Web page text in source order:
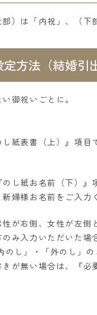
部）は「内祝」、（
方法（結婚引
御祝いごとに。
紙表書（上）』項目
し紙お名前（下）』
婦様お名前をご入力
が右側、女性が左側
み入力いただいた場
し」・「外のし」の
が無い場合は、『必